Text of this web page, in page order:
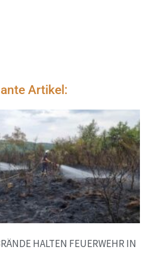
Artikel:
HALTEN FEUERWEHR IN